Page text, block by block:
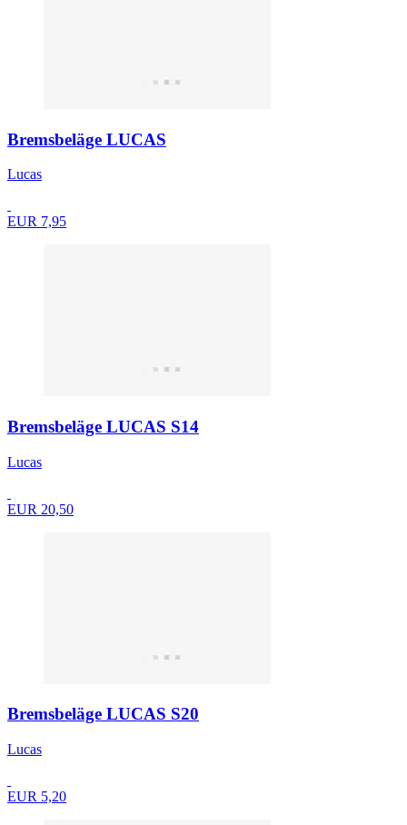
Bremsbeläge LUCAS
Lucas
EUR 7,95
Bremsbeläge LUCAS S14
Lucas
EUR 20,50
Bremsbeläge LUCAS S20
Lucas
EUR 5,20